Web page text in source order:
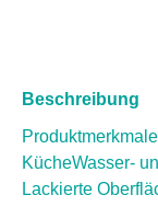
Beschreibung
KücheWasser-
Lackierte